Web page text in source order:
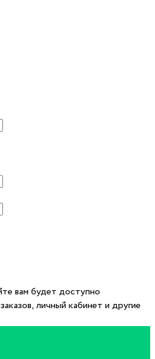
вам будет доступно
личный кабинет и другие